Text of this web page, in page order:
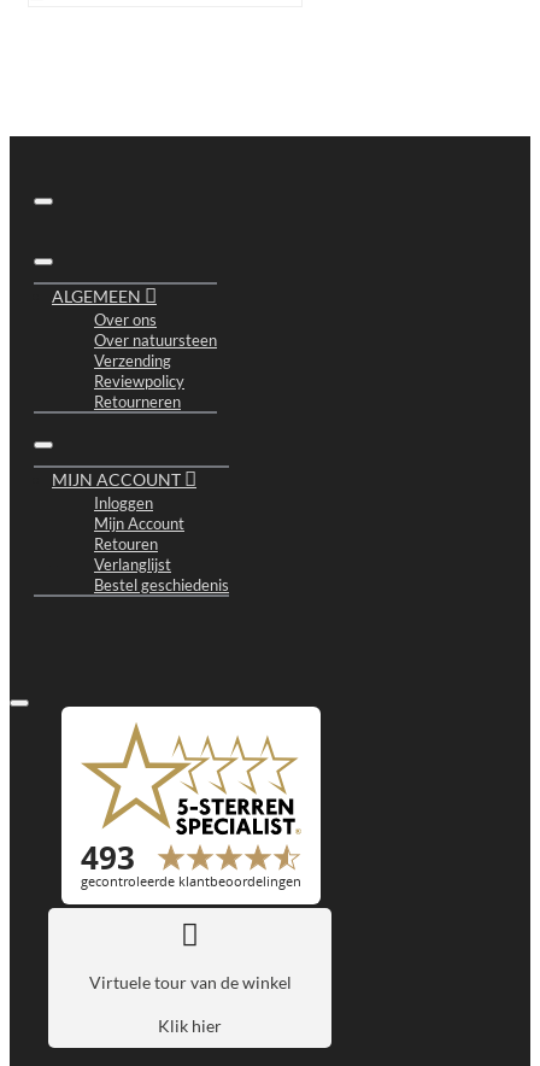
ALGEMEEN
Over ons
Over natuursteen
Verzending
Reviewpolicy
Retourneren
MIJN ACCOUNT
Inloggen
Mijn Account
Retouren
Verlanglijst
Bestel geschiedenis
Virtuele tour van de winkel
Klik hier